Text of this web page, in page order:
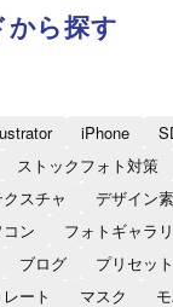
から探す
iPhone
ストックフォト対策
クスチャ デザイン
ン
フォトギャラ
ブログ プリセット
ート マスク